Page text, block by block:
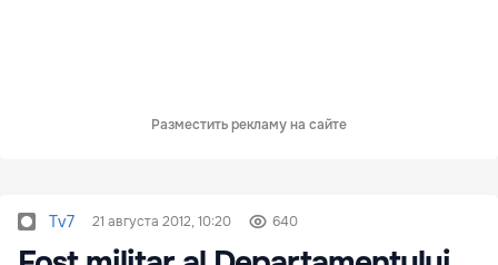
Разместить рекламу на сайте
Tv7 21 августа 2012, 10:20 640